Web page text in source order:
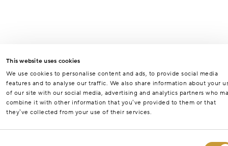
This website uses cookies
We use cookies to personalise content and ads, to provide social media
features and to analyse our traffic. We also share information about your
of our site with our social media, advertising and analytics partners who
combine it with other information that you’ve provided to them or that
they’ve collected from your use of their services.